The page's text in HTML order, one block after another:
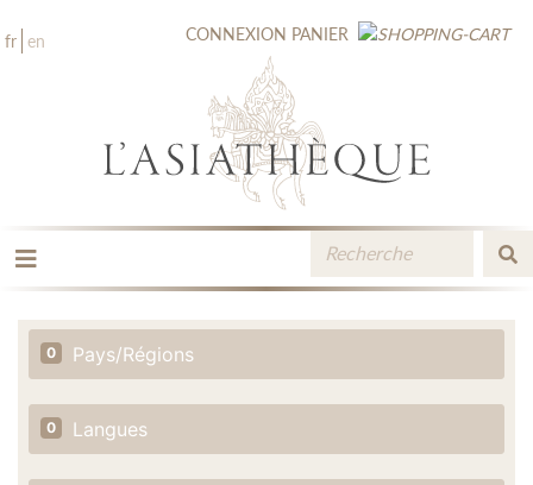
fr en CONNEXION PANIER
LES ÉDITIONS
LA LIBRAIRIE
CATALOGUE
MÉDIATHÈQUE
NOUVEAUTÉS / À PARAÎTRE
0 Pays/Régions
0 Langues